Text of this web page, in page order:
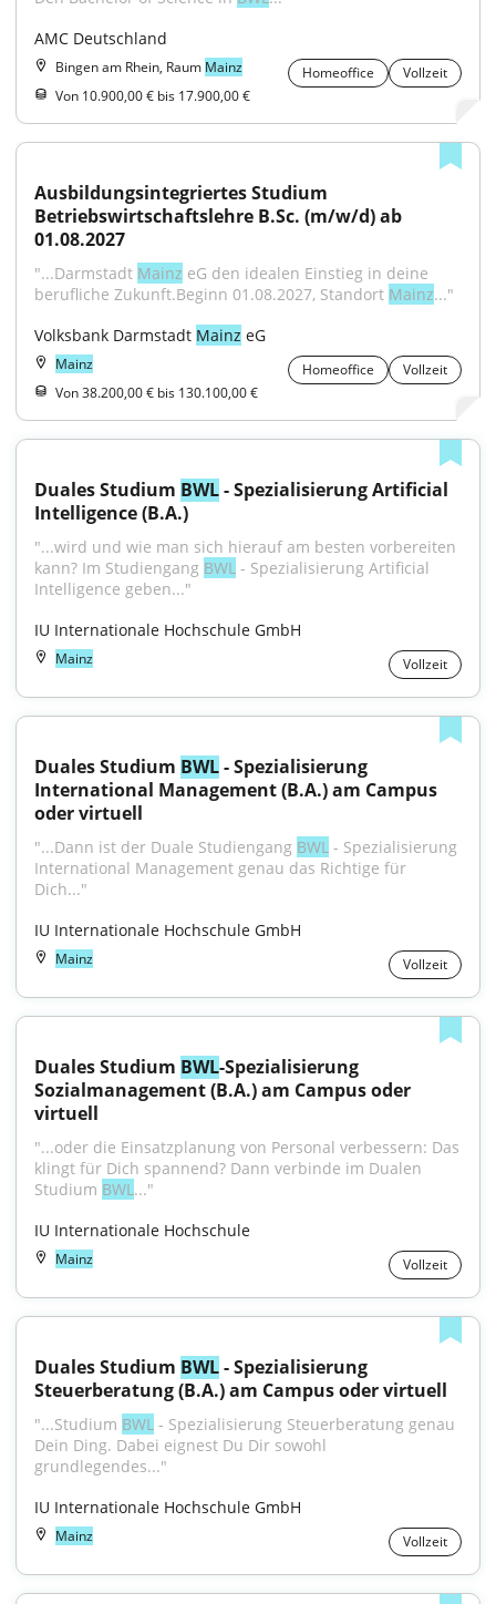
AMC Deutschland
Bingen am Rhein, Raum Mainz Homeoffice
Vollzeit
Von 10.900,00 € bis 17.900,00 €
Ausbildungsintegriertes Studium
Betriebswirtschaftslehre B.Sc. (m/w/d) ab
01.08.2027
"...Darmstadt Mainz eG den idealen Einstieg in deine
berufliche Zukunft.Beginn 01.08.2027, Standort Mainz..."
Volksbank Darmstadt Mainz eG
Mainz Homeoffice
Vollzeit
Von 38.200,00 € bis 130.100,00 €
Duales Studium BWL - Spezialisierung Artificial
Intelligence (B.A.)
"...wird und wie man sich hierauf am besten vorbereiten
kann? Im Studiengang BWL - Spezialisierung Artificial
Intelligence geben..."
IU Internationale Hochschule GmbH
Mainz Vollzeit
Duales Studium BWL - Spezialisierung
International Management (B.A.) am Campus
oder virtuell
"...Dann ist der Duale Studiengang BWL - Spezialisierung
International Management genau das Richtige für
Dich..."
IU Internationale Hochschule GmbH
Mainz Vollzeit
Duales Studium BWL-Spezialisierung
Sozialmanagement (B.A.) am Campus oder
virtuell
"...oder die Einsatzplanung von Personal verbessern: Das
klingt für Dich spannend? Dann verbinde im Dualen
Studium BWL..."
IU Internationale Hochschule
Mainz Vollzeit
Duales Studium BWL - Spezialisierung
Steuerberatung (B.A.) am Campus oder virtuell
"...Studium BWL - Spezialisierung Steuerberatung genau
Dein Ding. Dabei eignest Du Dir sowohl
grundlegendes..."
IU Internationale Hochschule GmbH
Mainz Vollzeit